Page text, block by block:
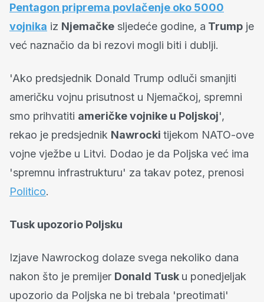
Pentagon priprema povlačenje oko 5000
vojnika iz Njemačke sljedeće godine, a Trump je
već naznačio da bi rezovi mogli biti i dublji.
'Ako predsjednik Donald Trump odluči smanjiti
američku vojnu prisutnost u Njemačkoj, spremni
smo prihvatiti američke vojnike u Poljskoj',
rekao je predsjednik Nawrocki tijekom NATO-ove
vojne vježbe u Litvi. Dodao je da Poljska već ima
'spremnu infrastrukturu' za takav potez, prenosi
Politico.
Tusk upozorio Poljsku
Izjave Nawrockog dolaze svega nekoliko dana
nakon što je premijer Donald Tusk u ponedjeljak
upozorio da Poljska ne bi trebala 'preotimati'